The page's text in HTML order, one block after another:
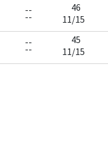
--
--
46
11/15
--
--
45
11/15